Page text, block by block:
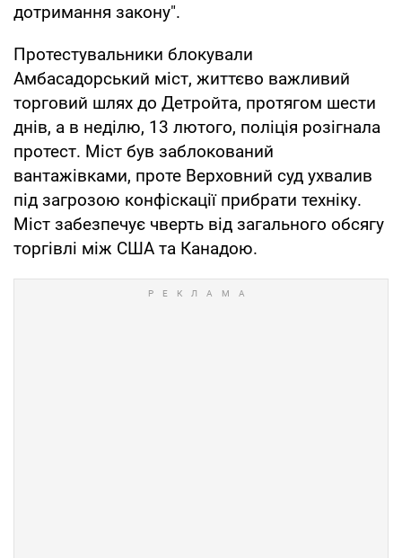
дотримання закону".
Протестувальники блокували
Амбасадорський міст, життєво важливий
торговий шлях до Детройта, протягом шести
днів, а в неділю, 13 лютого, поліція розігнала
протест. Міст був заблокований
вантажівками, проте Верховний суд ухвалив
під загрозою конфіскації прибрати техніку.
Міст забезпечує чверть від загального обсягу
торгівлі між США та Канадою.